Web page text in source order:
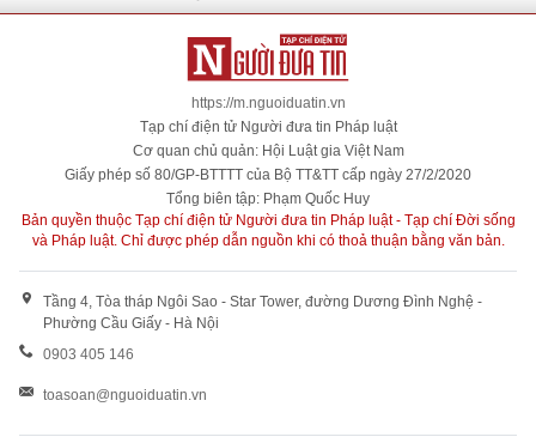
https://m.nguoiduatin.vn
Tạp chí điện tử Người đưa tin Pháp luật
Cơ quan chủ quản: Hội Luật gia Việt Nam
Giấy phép số 80/GP-BTTTT của Bộ TT&TT cấp ngày 27/2/2020
Tổng biên tập: Phạm Quốc Huy
Bản quyền thuộc Tạp chí điện tử Người đưa tin Pháp luật - Tạp chí Đời sống
và Pháp luật. Chỉ được phép dẫn nguồn khi có thoả thuận bằng văn bản.
Tầng 4, Tòa tháp Ngôi Sao - Star Tower, đường Dương Đình Nghệ -
Phường Cầu Giấy - Hà Nội
0903 405 146
toasoan@nguoiduatin.vn